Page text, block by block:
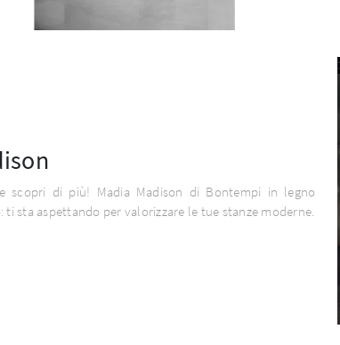
scopri di più! Madia Madison di Bontempi in legno
ti sta aspettando per valorizzare le tue stanze moderne.